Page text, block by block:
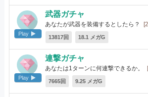
Play
武器ガチャ
あなたが武器を装備するとしたら？
13817回 18.1 メガG
Play
連撃ガチャ
あなたは1ターンに何連撃できるか。
7665回 9.25 メガG